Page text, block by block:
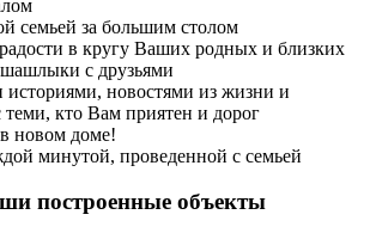
семьей за большим столом
в кругу Ваших родных и близких
с друзьями
историями, новостями из жизни и
теми, кто Вам приятен и дорог
новом доме!
минутой, проведенной с семьей
построенные объекты